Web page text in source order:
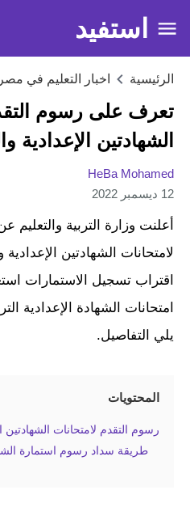
استفيد
الرئيسية اخبار التعليم في مصر
تعرف على رسوم
الشهادتين الإعدادية
HeBa Mohamed
12 ديسمبر 2022
أعلنت وزارة التربية
لامتحانات الشهادتين الإعدادية
اقتراب تسجيل الاستمارات
امتحانات الشهادة الإعدادية
يلي التفاصيل.
المحتويات
رسوم التقدم لامتحانات الشهادتين
طريقة سداد رسوم استمارة